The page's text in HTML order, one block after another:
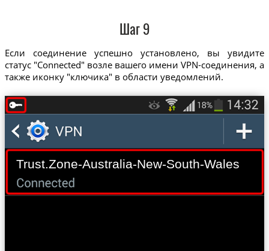
Шаг 9
Если соединение успешно установлено, вы увидите
статус "Connected" возле вашего имени VPN-соединения, а
также иконку "ключика" в области уведомлений.
Trust.Zone-Australia-New-South-Wales